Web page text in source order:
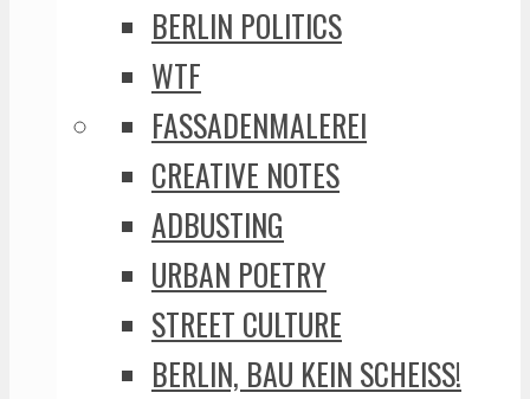
BERLIN POLITICS
WTF
FASSADENMALEREI
CREATIVE NOTES
ADBUSTING
URBAN POETRY
STREET CULTURE
BERLIN, BAU KEIN SCHEISS!